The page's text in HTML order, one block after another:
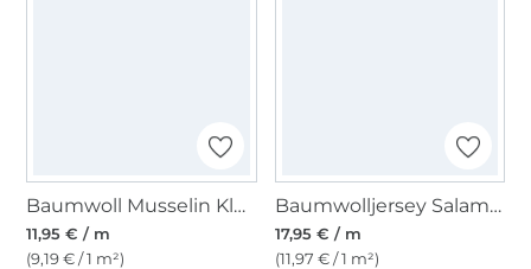
Baumwoll Musselin Kleiner Wal, weiß
11,95 € / m
(9,19 € / 1 m²)
Baumwolljersey Salamander, aqua
17,95 € / m
(11,97 € / 1 m²)